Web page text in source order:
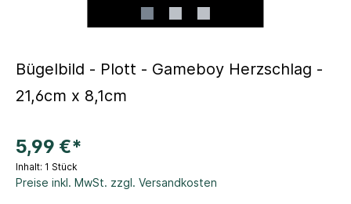
Bügelbild - Plott - Gameboy Herzschlag -
21,6cm x 8,1cm
5,99 €*
Inhalt: 1 Stück
Preise inkl. MwSt. zzgl. Versandkosten